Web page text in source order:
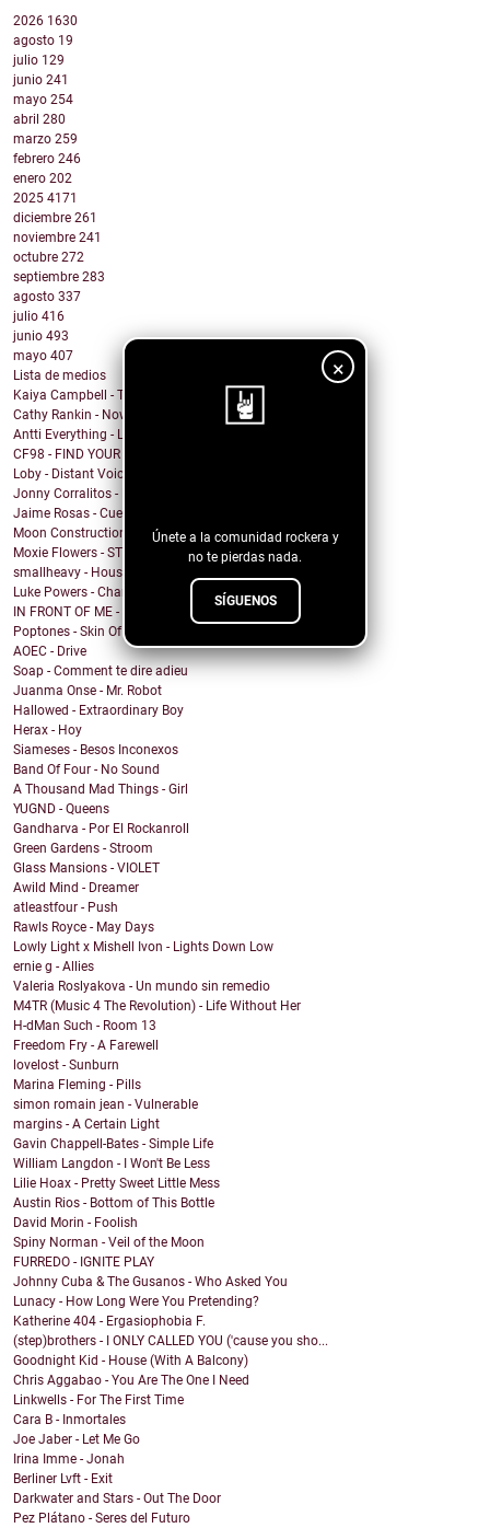
×
Únete a la comunidad rockera y
no te pierdas nada.
SÍGUENOS
2026 1630
agosto 19
julio 129
junio 241
mayo 254
abril 280
marzo 259
febrero 246
enero 202
2025 4171
diciembre 261
noviembre 241
octubre 272
septiembre 283
agosto 337
julio 416
junio 493
mayo 407
Lista de medios
Kaiya Campbell - Turn out the Lights
Cathy Rankin - Now You've Gone
Antti Everything - Lost My Way
CF98 - FIND YOUR OWN WAY
Loby - Distant Voices
Jonny Corralitos - Rough Time
Jaime Rosas - Cueca Contemporanea
Moon Construction Kit: Long John Silver
Moxie Flowers - STARSTRUCK.
smallheavy - House of Cards
Luke Powers - Champagne Taste
IN FRONT OF ME - Intrusive Thoughts
Poptones - Skin Of Sea
AOEC - Drive
Soap - Comment te dire adieu
Juanma Onse - Mr. Robot
Hallowed - Extraordinary Boy
Herax - Hoy
Siameses - Besos Inconexos
Band Of Four - No Sound
A Thousand Mad Things - Girl
YUGND - Queens
Gandharva - Por El Rockanroll
Green Gardens - Stroom
Glass Mansions - VIOLET
Awild Mind - Dreamer
atleastfour - Push
Rawls Royce - May Days
Lowly Light x Mishell Ivon - Lights Down Low
ernie g - Allies
Valeria Roslyakova - Un mundo sin remedio
M4TR (Music 4 The Revolution) - Life Without Her
H-dMan Such - Room 13
Freedom Fry - A Farewell
lovelost - Sunburn
Marina Fleming - Pills
simon romain jean - Vulnerable
margins - A Certain Light
Gavin Chappell-Bates - Simple Life
William Langdon - I Won't Be Less
Lilie Hoax - Pretty Sweet Little Mess
Austin Rios - Bottom of This Bottle
David Morin - Foolish
Spiny Norman - Veil of the Moon
FURREDO - IGNITE PLAY
Johnny Cuba & The Gusanos - Who Asked You
Lunacy - How Long Were You Pretending?
Katherine 404 - Ergasiophobia F.
(step)brothers - I ONLY CALLED YOU ('cause you sho...
Goodnight Kid - House (With A Balcony)
Chris Aggabao - You Are The One I Need
Linkwells - For The First Time
Cara B - Inmortales
Joe Jaber - Let Me Go
Irina Imme - Jonah
Berliner Lvft - Exit
Darkwater and Stars - Out The Door
Pez Plátano - Seres del Futuro